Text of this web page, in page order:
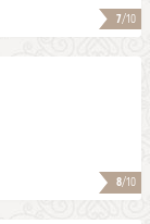
7/10
8/10